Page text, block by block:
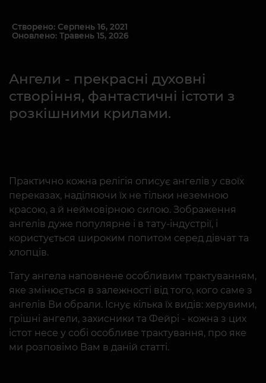
Створено: Серпень 16, 2021
Оновлено: Травень 15, 2026
Ангели - прекрасні духовні
створіння, фантастичні істоти з
розкішними крилами.
Практично кожна релігія описує ангелів у своїх
переказах, наділяючи їх не тільки неземною
красою, а й неймовірною силою. Зображення
ангелів дуже популярне і в тату-індустрії, і
користується широким попитом серед дівчат та
хлопців.
Тату ангела наповнене особливим трактуванням,
яке змінюється в залежності від того, кого саме з
ангелів Ви обрали. Існує кілька їх видів: херувими,
грішні ангели, захисники та Фейрі - кожна з цих
істот несе у собі особливе трактування, про яке
ми розповімо Вам в даній статті.